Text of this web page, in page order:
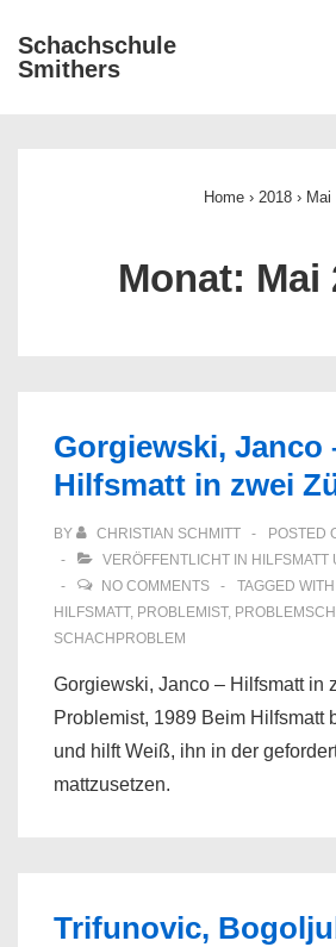
Zum
Inhalt
Schachschule
Smithers
Home › 2018 › Mai
Monat: Mai
Gorgiewski, Janco
Hilfsmatt in zwei
BY CHRISTIAN SCHMITT POSTED
VERÖFFENTLICHT IN HILFSMATT
NO COMMENTS
TAGGED WITH
HILFSMATT, PROBLEMIST,
SCHACHPROBLEM
Gorgiewski, Janco – Hilfsmatt in
Problemist, 1989 Beim Hilfsmatt
und hilft Weiß, ihn in der
mattzusetzen.
Trifunovic,